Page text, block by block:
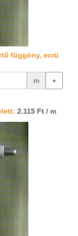
függöny, ecrü
m +
2.115 Ft / m